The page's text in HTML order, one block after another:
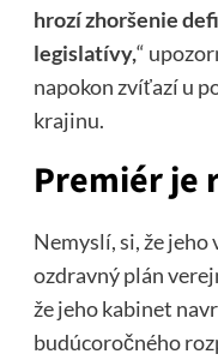
hrozí zhoršenie
legislatívy,“
napokon zvíťazí u
krajinu.
Premiér je
Nemyslí, si, že
ozdravný plán
že jeho kabinet
budúcoročného